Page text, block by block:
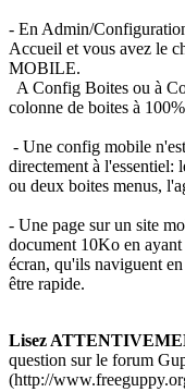
- En Admin/
Accueil et vous avez le
MOBILE.
A Config Boites ou à
colonne de boites à
- Une config mobile
directement à l'essentiel:
ou deux boites menus,
- Une page sur un site
document 10Ko en
écran, qu'ils naviguent
être rapide.
Lisez
question sur le forum
(http://